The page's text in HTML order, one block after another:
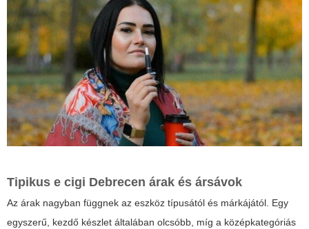
Tipikus e cigi Debrecen árak és ársávok
Az árak nagyban függnek az eszköz típusától és márkájától. Egy
egyszerű, kezdő készlet általában olcsóbb, míg a középkategóriás